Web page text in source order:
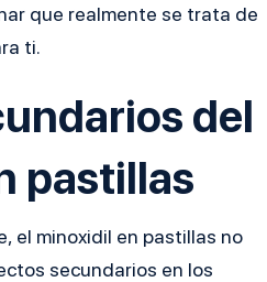
que realmente se trata de
ti.
del
pastillas
el minoxidil en pastillas no
secundarios en los